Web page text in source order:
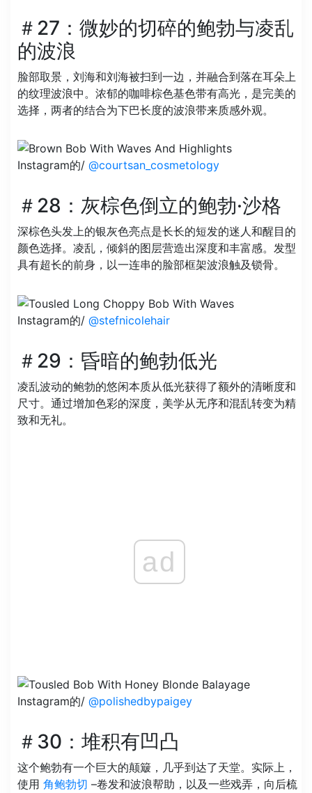
＃27：微妙的切碎的鲍勃与凌乱
的波浪
脸部取景，刘海和刘海被扫到一边，并融合到落在耳朵上
的纹理波浪中。浓郁的咖啡棕色基色带有高光，是完美的
选择，两者的结合为下巴长度的波浪带来质感外观。
Instagram的/ @courtsan_cosmetology
＃28：灰棕色倒立的鲍勃·沙格
深棕色头发上的银灰色亮点是长长的短发的迷人和醒目的
颜色选择。凌乱，倾斜的图层营造出深度和丰富感。发型
具有超长的前身，以一连串的脸部框架波浪触及锁骨。
Instagram的/ @stefnicolehair
＃29：昏暗的鲍勃低光
凌乱波动的鲍勃的悠闲本质从低光获得了额外的清晰度和
尺寸。通过增加色彩的深度，美学从无序和混乱转变为精
致和无礼。
ad
Instagram的/ @polishedbypaigey
＃30：堆积有凹凸
这个鲍勃有一个巨大的颠簸，几乎到达了天堂。实际上，
使用 角鲍勃切 –卷发和波浪帮助，以及一些戏弄，向后梳